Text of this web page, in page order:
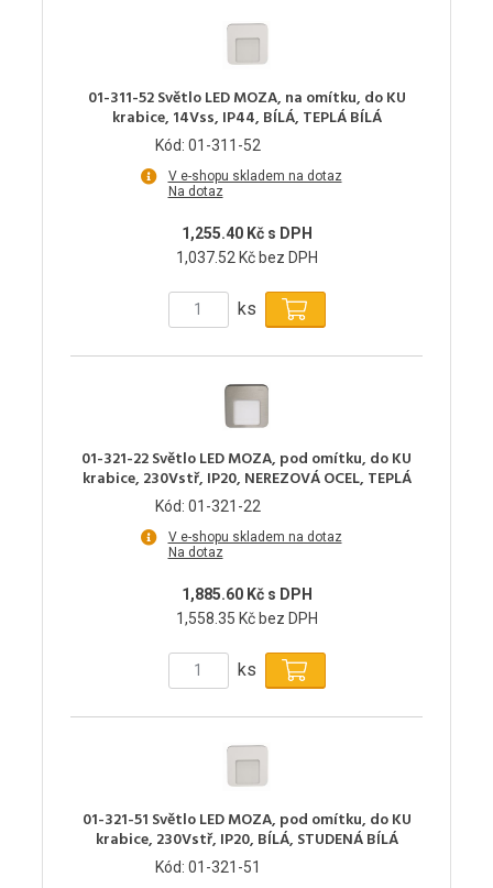
01-311-52 Světlo LED MOZA, na omítku, do KU
krabice, 14Vss, IP44, BÍLÁ, TEPLÁ BÍLÁ
Kód: 01-311-52
V e-shopu skladem na dotaz
Na dotaz
1,255.40 Kč s DPH
1,037.52 Kč bez DPH
ks
01-321-22 Světlo LED MOZA, pod omítku, do KU
krabice, 230Vstř, IP20, NEREZOVÁ OCEL, TEPLÁ
Kód: 01-321-22
V e-shopu skladem na dotaz
Na dotaz
1,885.60 Kč s DPH
1,558.35 Kč bez DPH
ks
01-321-51 Světlo LED MOZA, pod omítku, do KU
krabice, 230Vstř, IP20, BÍLÁ, STUDENÁ BÍLÁ
Kód: 01-321-51